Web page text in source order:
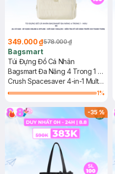
349.000 ₫578.000 ₫
Bagsmart
Túi Đựng Đồ Cá Nhân
Bagsmart Đa Năng 4 Trong 1 -
Màu Be
Crush Spacesaver 4-in-1 Multi-
Functional Toiletry Bag
1%
-35%